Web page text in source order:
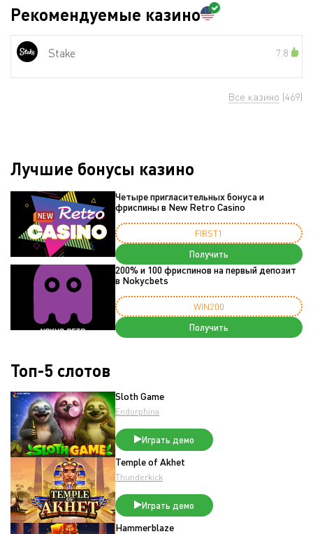
Рекомендуемые казино
Stake 7.8
Все казино (469)
Лучшие бонусы казино
Четыре пригласительных бонуса и
фриспины в New Retro Casino
FIRST1
Получить
200% и 100 фриспинов на первый депозит
в Nokycbets
WIN200
Получить
Топ-5 слотов
Sloth Game
Endorphina
Играть демо
Temple of Akhet
Thunderkick
Играть демо
Hammerblaze